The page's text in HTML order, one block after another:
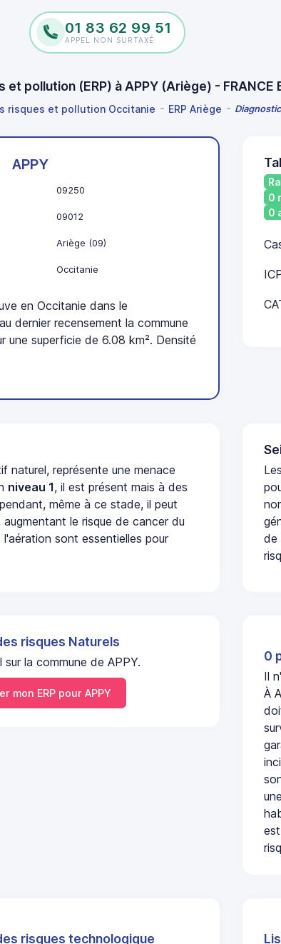
01 83 62 99 51
APPEL NON SURTAXÉ
pollution (ERP) à APPY (Ariège) - FRANCE
risques et pollution Occitanie ERP Ariège
APPY
09250
09012
Ariège (09)
Occitanie
en Occitanie dans le
dernier recensement la commune
une superficie de 6.08 km². Densité
0
0
naturel, représente une menace
niveau 1, il est présent mais à des
même à ce stade, il peut
le risque de cancer du
sont essentielles pour
de
risques Naturels
la commune de APPY.
mon ERP pour APPY
0
Il
À
risques technologique